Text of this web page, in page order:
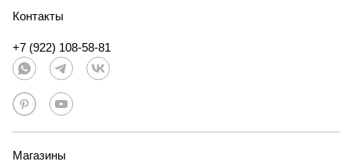
Контакты
+7 (922) 108-58-81
Магазины